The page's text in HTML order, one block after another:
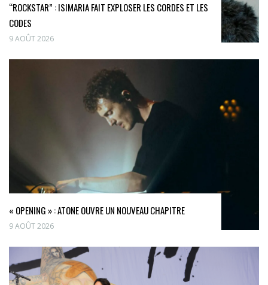
“ROCKSTAR” : ISIMARIA FAIT EXPLOSER LES CORDES ET LES
CODES
9 AOÛT 2026
« OPENING » : ATONE OUVRE UN NOUVEAU CHAPITRE
9 AOÛT 2026